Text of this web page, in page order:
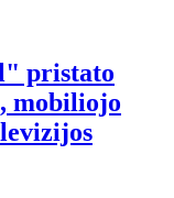
pristato
mobiliojo